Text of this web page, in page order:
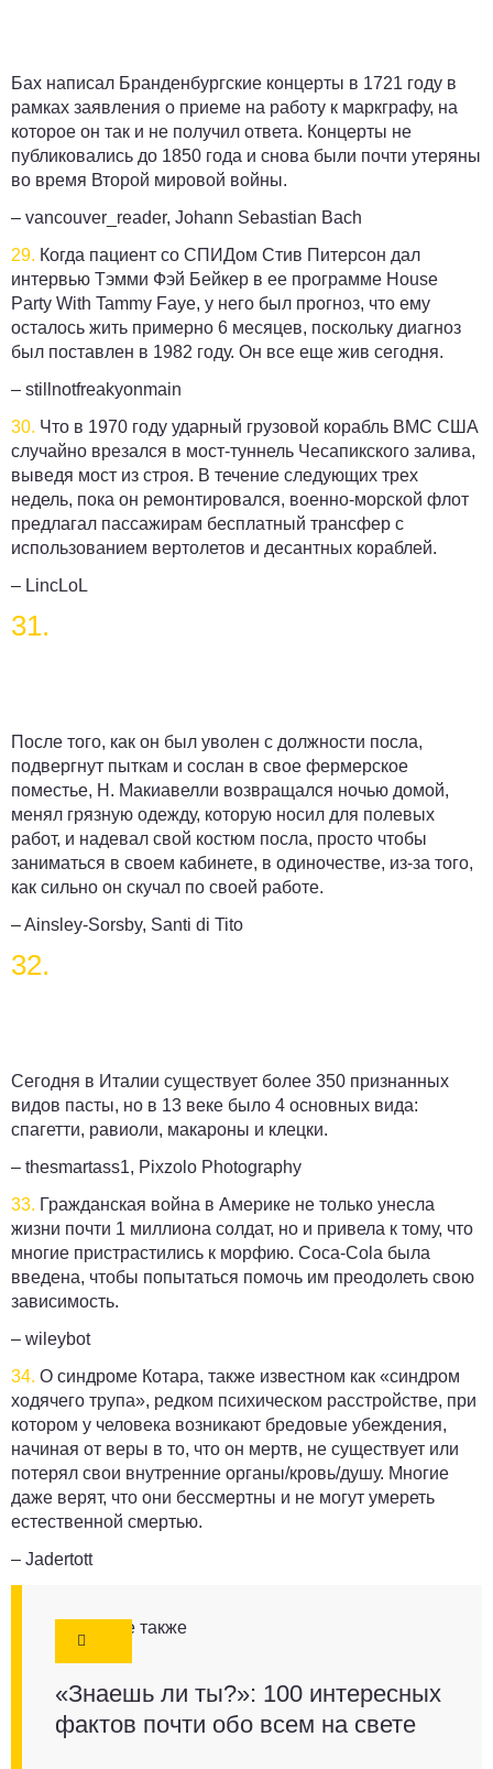
Бах написал Бранденбургские концерты в 1721 году в
рамках заявления о приеме на работу к маркграфу, на
которое он так и не получил ответа. Концерты не
публиковались до 1850 года и снова были почти утеряны
во время Второй мировой войны.
– vancouver_reader, Johann Sebastian Bach
29. Когда пациент со СПИДом Стив Питерсон дал
интервью Тэмми Фэй Бейкер в ее программе House
Party With Tammy Faye, у него был прогноз, что ему
осталось жить примерно 6 месяцев, поскольку диагноз
был поставлен в 1982 году. Он все еще жив сегодня.
– stillnotfreakyonmain
30. Что в 1970 году ударный грузовой корабль ВМС США
случайно врезался в мост-туннель Чесапикского залива,
выведя мост из строя. В течение следующих трех
недель, пока он ремонтировался, военно-морской флот
предлагал пассажирам бесплатный трансфер с
использованием вертолетов и десантных кораблей.
– LincLoL
31.
После того, как он был уволен с должности посла,
подвергнут пыткам и сослан в свое фермерское
поместье, Н. Макиавелли возвращался ночью домой,
менял грязную одежду, которую носил для полевых
работ, и надевал свой костюм посла, просто чтобы
заниматься в своем кабинете, в одиночестве, из-за того,
как сильно он скучал по своей работе.
– Ainsley-Sorsby, Santi di Tito
32.
Сегодня в Италии существует более 350 признанных
видов пасты, но в 13 веке было 4 основных вида:
спагетти, равиоли, макароны и клецки.
– thesmartass1, Pixzolo Photography
33. Гражданская война в Америке не только унесла
жизни почти 1 миллиона солдат, но и привела к тому, что
многие пристрастились к морфию. Coca-Cola была
введена, чтобы попытаться помочь им преодолеть свою
зависимость.
– wileybot
34. О синдроме Котара, также известном как «синдром
ходячего трупа», редком психическом расстройстве, при
котором у человека возникают бредовые убеждения,
начиная от веры в то, что он мертв, не существует или
потерял свои внутренние органы/кровь/душу. Многие
даже верят, что они бессмертны и не могут умереть
естественной смертью.
– Jadertott
Смотрите также
«Знаешь ли ты?»: 100 интересных
фактов почти обо всем на свете